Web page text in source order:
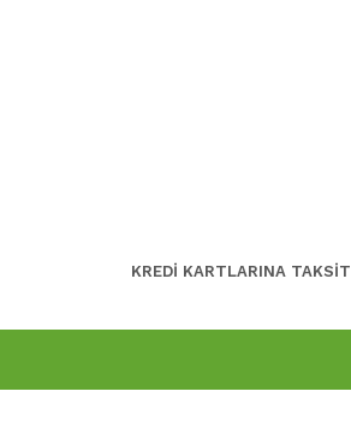
KREDİ KARTLARINA TAKSİT